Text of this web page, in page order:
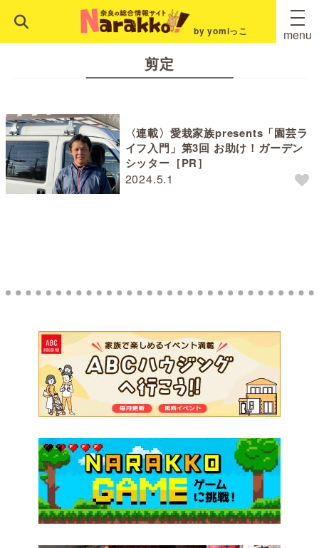
by yomiっこ menu
剪定
2024.5.1
〈連載〉愛栽家族presents「園芸ラ
イフ入門」第3回 お助け！ガーデン
シッター［PR］